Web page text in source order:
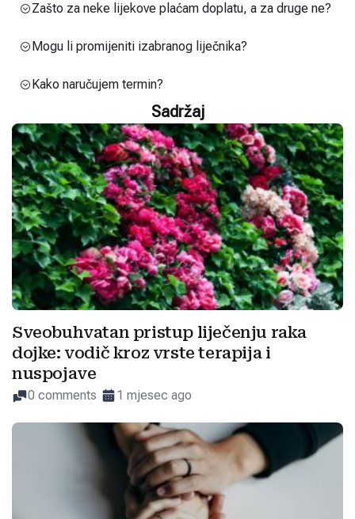
Zašto za neke lijekove plaćam doplatu, a za druge ne?
Mogu li promijeniti izabranog liječnika?
Kako naručujem termin?
Sadržaj
Sveobuhvatan pristup liječenju raka
dojke: vodič kroz vrste terapija i
nuspojave
0 comments 1 mjesec ago